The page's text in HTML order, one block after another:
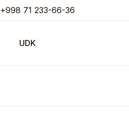
+998 71 233-66-36
UDK